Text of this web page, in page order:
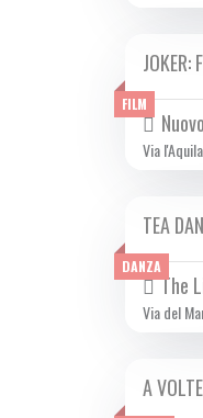
FILM
DA
JOKER:
Via
DANZA
DOM
TEA
The
Via del
DA
A